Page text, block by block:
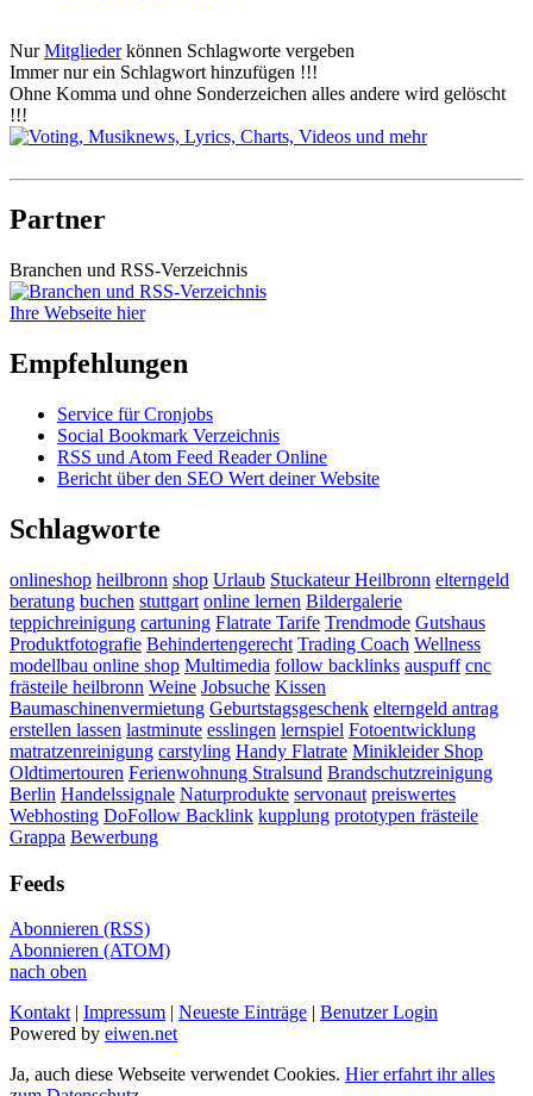
NurMitgliederkönnen Schlagworte vergeben
Immer nur ein Schlagwort hinzufügen !!!
Ohne Komma und ohne Sonderzeichen alles andere wird gelöscht
!!!
Partner
Branchen und RSS-Verzeichnis
Ihre Webseite hier
Empfehlungen
Service für Cronjobs
Social Bookmark Verzeichnis
RSS und Atom Feed Reader Online
Bericht über den SEO Wert deiner Website
Schlagworte
onlineshop heilbronn shop Urlaub Stuckateur Heilbronn elterngeld
beratung buchen stuttgart online lernen Bildergalerie
teppichreinigung cartuning Flatrate Tarife Trendmode Gutshaus
Produktfotografie Behindertengerecht Trading Coach Wellness
modellbau online shop Multimedia follow backlinks auspuff cnc
frästeile heilbronn Weine Jobsuche Kissen
Baumaschinenvermietung Geburtstagsgeschenk elterngeld antrag
erstellen lassen lastminute esslingen lernspiel Fotoentwicklung
matratzenreinigung carstyling Handy Flatrate Minikleider Shop
Oldtimertouren Ferienwohnung Stralsund Brandschutzreinigung
Berlin Handelssignale Naturprodukte servonaut preiswertes
Webhosting DoFollow Backlink kupplung prototypen frästeile
Grappa Bewerbung
Feeds
Abonnieren (RSS)
Abonnieren (ATOM)
nach oben
Kontakt | Impressum | Neueste Einträge | Benutzer Login
Powered by eiwen.net
Ja, auch diese Webseite verwendet Cookies. Hier erfahrt ihr alles